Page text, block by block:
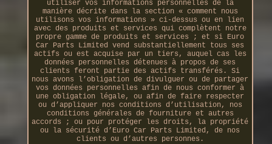
utiliser vos informations personnelles de la
manière décrite dans la section « comment nous
utilisons vos informations » ci-dessus ou en lien
avec des produits et services qui complètent notre
propre gamme de produits et services ; et si Euro
Car Parts Limited vend substantiellement tous ses
actifs ou est acquise par un tiers, auquel cas les
données personnelles détenues à propos de ses
clients feront partie des actifs transférés. Si
nous avons l’obligation de divulguer ou de partager
vos données personnelles afin de nous conformer à
une obligation légale, ou afin de faire respecter
ou d’appliquer nos conditions d’utilisation, nos
conditions générales de fourniture et autres
accords ; ou pour protéger les droits, la propriété
ou la sécurité d’Euro Car Parts Limited, de nos
clients ou d’autres personnes.